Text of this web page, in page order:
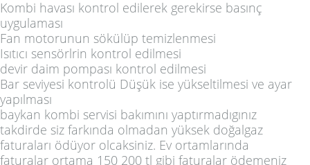
Kombi havası kontrol edilerek gerekirse basınç
uygulaması
Fan motorunun sökülüp temizlenmesi
Isıtıcı sensörlrin kontrol edilmesi
devir daim pompası kontrol edilmesi
Bar seviyesi kontrolü Düşük ise yükseltilmesi ve ayar
yapılması
baykan kombi servisi bakımını yaptırmadıgınız
takdirde siz farkında olmadan yüksek doğalgaz
faturaları ödüyor olcaksiniz. Ev ortamlarında
faturalar ortama 150 200 tl gibi faturalar ödemeniz